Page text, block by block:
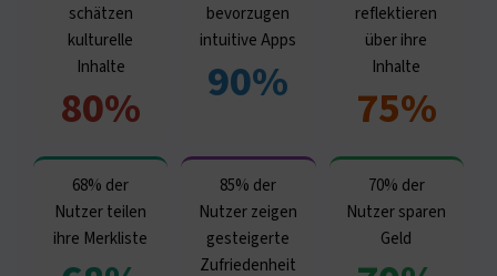
schätzen
kulturelle
Inhalte
80%
bevorzugen
intuitive Apps
90%
reflektieren
über ihre
Inhalte
75%
68% der
Nutzer teilen
ihre Merkliste
85% der
Nutzer zeigen
gesteigerte
Zufriedenheit
70% der
Nutzer sparen
Geld